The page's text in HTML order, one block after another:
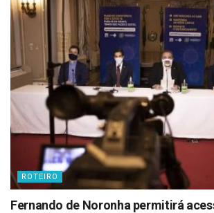
ROTEIRO
Fernando de Noronha permitirá